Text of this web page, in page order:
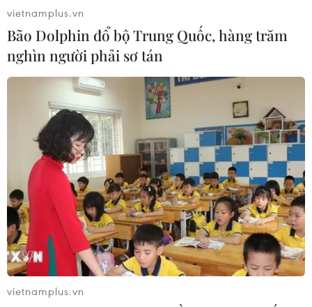
#Vùng áp thấp
TP. Hà Nội
Theo dõi VietnamPlus
TIN LIÊN QUAN
vietnamplus.vn
Bão Dolphin đổ bộ Trung Quốc, hàng trăm
nghìn người phải sơ tán
vietnamplus.vn